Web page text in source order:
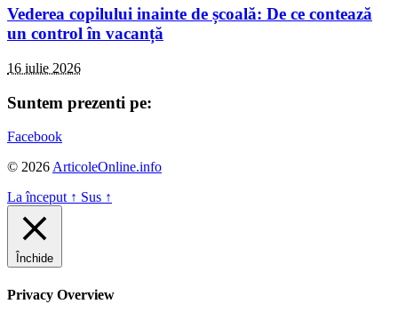
Vederea copilului inainte de școală: De ce contează
un control în vacanță
16 iulie 2026
Suntem prezenti pe:
Facebook
© 2026 ArticoleOnline.info
La început ↑ Sus ↑
Închide
Privacy Overview